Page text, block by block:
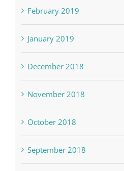
February 2019
January 2019
December 2018
November 2018
October 2018
September 2018